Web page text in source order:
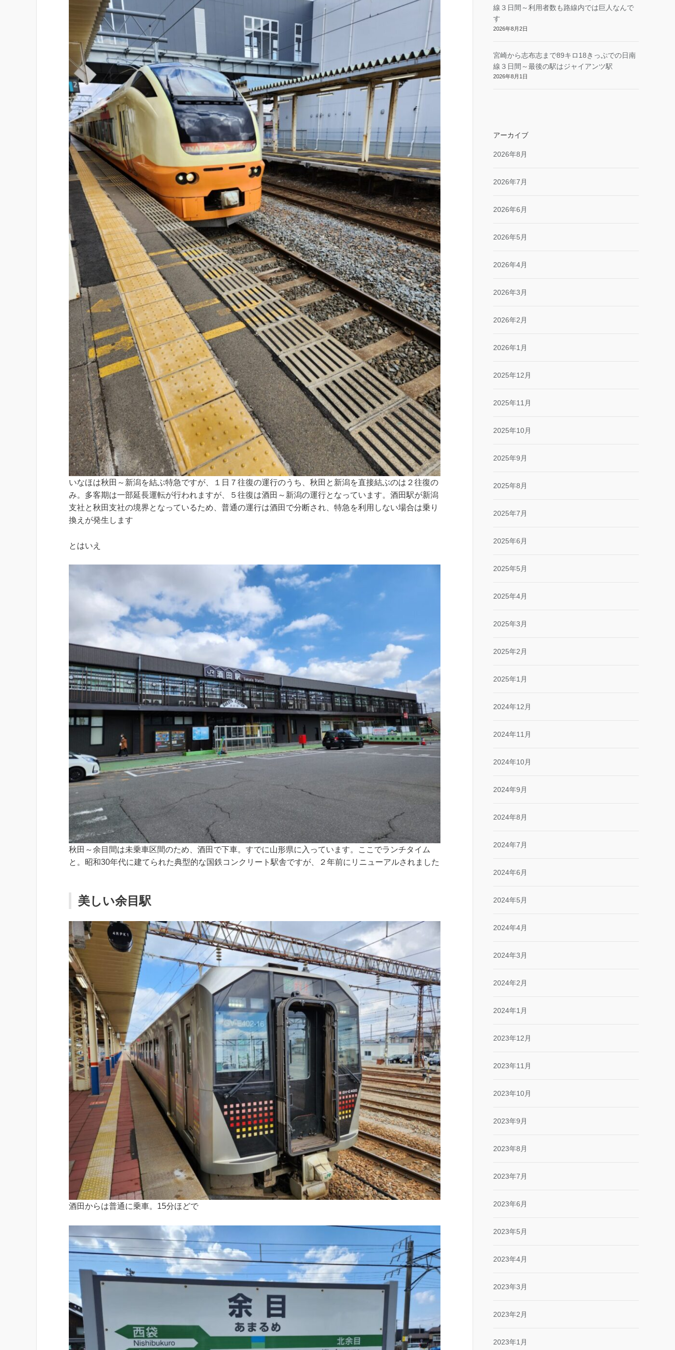
いなほは秋田～新潟を結ぶ特急ですが、１日７往復の運行のうち、秋田と新潟を直接結ぶのは２往復の
み。多客期は一部延長運転が行われますが、５往復は酒田～新潟の運行となっています。酒田駅が新潟
支社と秋田支社の境界となっているため、普通の運行は酒田で分断され、特急を利用しない場合は乗り
換えが発生します
とはいえ
秋田～余目間は未乗車区間のため、酒田で下車。すでに山形県に入っています。ここでランチタイム
と。昭和30年代に建てられた典型的な国鉄コンクリート駅舎ですが、２年前にリニューアルされました
美しい余目駅
酒田からは普通に乗車。15分ほどで
線３日間～利用者数も路線内では巨人なんで
す
2026年8月2日
宮崎から志布志まで89キロ18きっぷでの日南
線３日間～最後の駅はジャイアンツ駅
2026年8月1日
アーカイブ
2026年8月
2026年7月
2026年6月
2026年5月
2026年4月
2026年3月
2026年2月
2026年1月
2025年12月
2025年11月
2025年10月
2025年9月
2025年8月
2025年7月
2025年6月
2025年5月
2025年4月
2025年3月
2025年2月
2025年1月
2024年12月
2024年11月
2024年10月
2024年9月
2024年8月
2024年7月
2024年6月
2024年5月
2024年4月
2024年3月
2024年2月
2024年1月
2023年12月
2023年11月
2023年10月
2023年9月
2023年8月
2023年7月
2023年6月
2023年5月
2023年4月
2023年3月
2023年2月
2023年1月